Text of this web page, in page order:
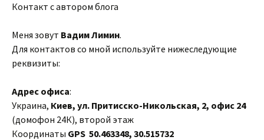
Контакт с автором блога
Меня зовут Вадим Лимин.
Для контактов со мной используйте нижеследующие
реквизиты:
Адрес офиса:
Украина, Киев, ул. Притисско-Никольская, 2, офис 24
(домофон 24К), второй этаж
Координаты GPS 50.463348, 30.515732